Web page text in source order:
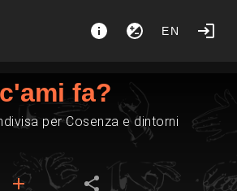
EN
c'ami fa?
per Cosenza e dintorni